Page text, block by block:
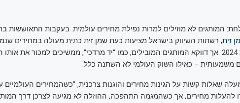
המותגים לא מוזילים למרות נפילת מחירים עולמית. בעקבות התאוששות
זית
בממוצע לעומת 2024. אך דווקא המותגים המובילים, כמו "יד מרדכי", ממשיכים למכור את
משמעותית – כאילו השוק העולמי לא השתנה כלל.
שאלות קשות על הגינות מחירים והוגנות צרכנית, "כשהמחירים העולמיים
להעלות מחירים, אך כשהמגמה התהפכה, ההוזלה לא מגיעה לצרכן דרך